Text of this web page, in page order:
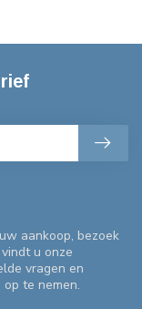
aankoop, bezoek
u onze
vragen en
te nemen.